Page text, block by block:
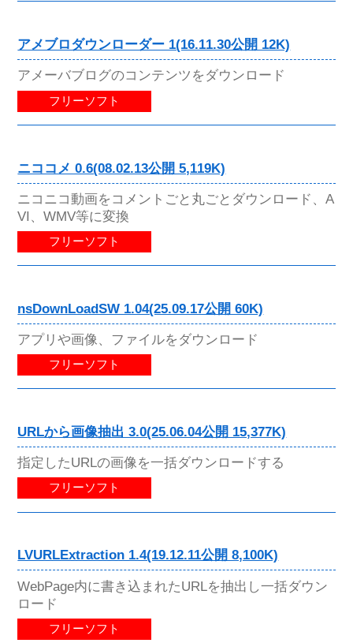
アメブロダウンローダー 1(16.11.30公開 12K)
アメーバブログのコンテンツをダウンロード
フリーソフト
ニココメ 0.6(08.02.13公開 5,119K)
ニコニコ動画をコメントごと丸ごとダウンロード、A
VI、WMV等に変換
フリーソフト
nsDownLoadSW 1.04(25.09.17公開 60K)
アプリや画像、ファイルをダウンロード
フリーソフト
URLから画像抽出 3.0(25.06.04公開 15,377K)
指定したURLの画像を一括ダウンロードする
フリーソフト
LVURLExtraction 1.4(19.12.11公開 8,100K)
WebPage内に書き込まれたURLを抽出し一括ダウン
ロード
フリーソフト